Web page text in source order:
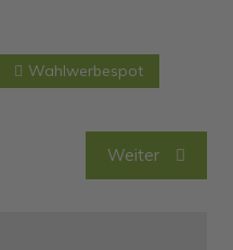
Wahlwerbespot
Weiter